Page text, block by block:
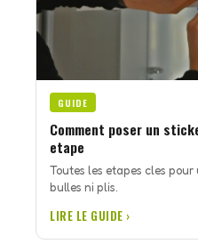
GUIDE
Comment poser un
etape
Toutes les etapes cles
bulles ni plis.
LIRE LE GUIDE ›